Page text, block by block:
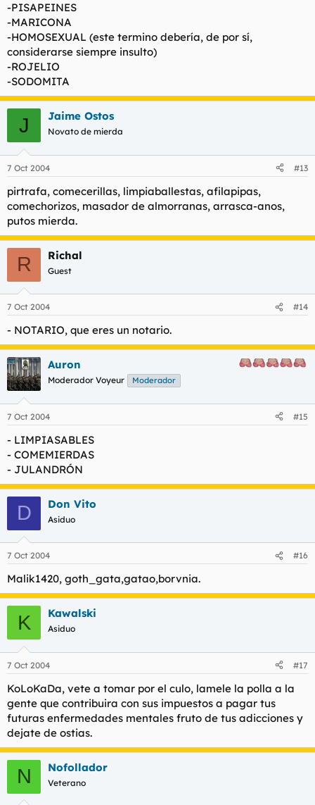
-PISAPEINES
-MARICONA
-HOMOSEXUAL (este termino debería, de por sí,
considerarse siempre insulto)
-ROJELIO
-SODOMITA
J Jaime Ostos
Novato de mierda
7 Oct 2004 #13
pirtrafa, comecerillas, limpiaballestas, afilapipas,
comechorizos, masador de almorranas, arrasca-anos,
putos mierda.
R Richal
Guest
7 Oct 2004 #14
- NOTARIO, que eres un notario.
Auron
Moderador Voyeur Moderador
7 Oct 2004 #15
- LIMPIASABLES
- COMEMIERDAS
- JULANDRÓN
D Don Vito
Asiduo
7 Oct 2004 #16
Malik1420, goth_gata,gatao,borvnia.
K Kawalski
Asiduo
7 Oct 2004 #17
KoLoKaDa, vete a tomar por el culo, lamele la polla a la
gente que contribuira con sus impuestos a pagar tus
futuras enfermedades mentales fruto de tus adicciones y
dejate de ostias.
N Nofollador
Veterano